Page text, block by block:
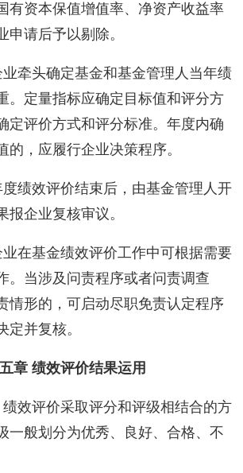
有资本保值增值率、净资产收益率
申请后予以剔除。
业牵头确定基金和基金管理人当年绩
。定量指标应确定目标值和评分方
定评价方式和评分标准。年度内确
的，应履行企业决策程序。
度绩效评价结束后，由基金管理人开
报企业复核审议。
业在基金绩效评价工作中可根据需要
。当涉及问责程序或者问责调查
情形的，可启动尽职免责认定程序
定并复核。
章 绩效评价结果运用
绩效评价采取评分和评级相结合的方
一般划分为优秀、良好、合格、不